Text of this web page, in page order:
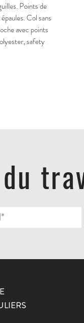
Points de
Col sans
avec points
safety